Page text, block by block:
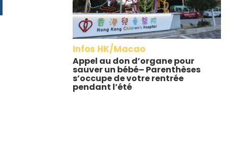
Infos HK/Macao
Appel au don d’organe pour
sauver un bébé– Parenthèses
s’occupe de votre rentrée
pendant l’été